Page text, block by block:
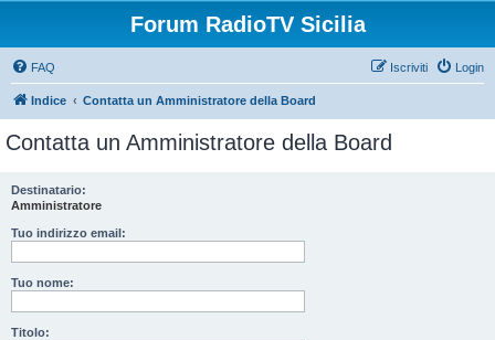
Forum RadioTV Sicilia
FAQ Login
Iscriviti
Indice Contatta un Amministratore della Board
Contatta un Amministratore della Board
Destinatario:
Amministratore
Tuo indirizzo email:
Tuo nome:
Titolo: